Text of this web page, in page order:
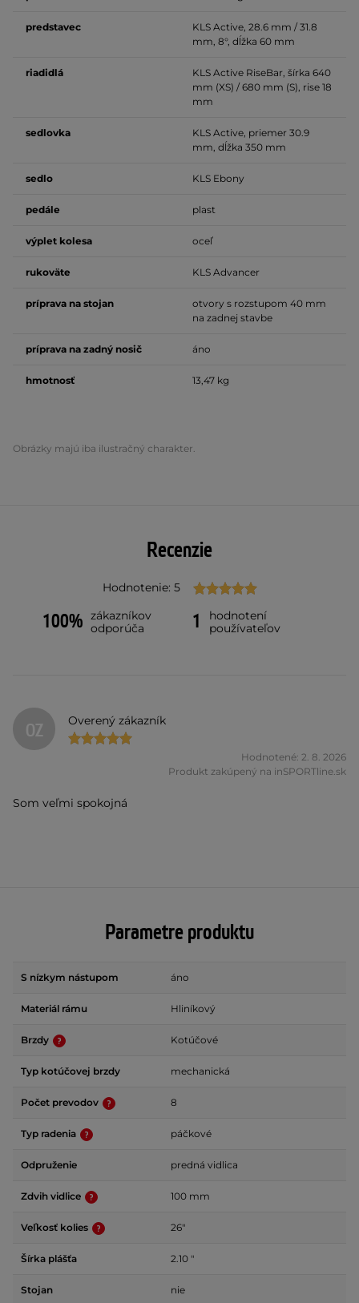
predstavec
KLS Active, 28.6 mm / 31.8
mm, 8°, dĺžka 60 mm
riadidlá
KLS Active RiseBar, šírka 640
mm (XS) / 680 mm (S), rise 18
mm
sedlovka
KLS Active, priemer 30.9
mm, dĺžka 350 mm
sedlo KLS Ebony
pedále plast
výplet kolesa oceľ
rukoväte KLS Advancer
príprava na stojan
otvory s rozstupom 40 mm
na zadnej stavbe
príprava na zadný nosič áno
hmotnosť 13,47 kg
Obrázky majú iba ilustračný charakter.
Recenzie
Hodnotenie: 5
100% zákazníkov
odporúča
1
hodnotení
používateľov
OZ Overený zákazník
Hodnotené: 2. 8. 2026
Produkt zakúpený na inSPORTline.sk
Som veľmi spokojná
Parametre produktu
S nízkym nástupom áno
Materiál rámu Hliníkový
Brzdy Kotúčové
Typ kotúčovej brzdy mechanická
Počet prevodov 8
Typ radenia páčkové
Odpruženie predná vidlica
Zdvih vidlice 100 mm
Veľkosť kolies 26"
Šírka plášťa 2.10 "
Stojan nie